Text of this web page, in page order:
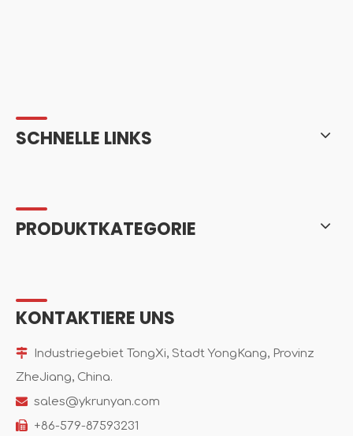
SCHNELLE LINKS
PRODUKTKATEGORIE
KONTAKTIERE UNS

Industriegebiet TongXi, Stadt YongKang, Provinz
ZheJiang, China.
 sales@ykrunyan.com
 +86-579-87593231